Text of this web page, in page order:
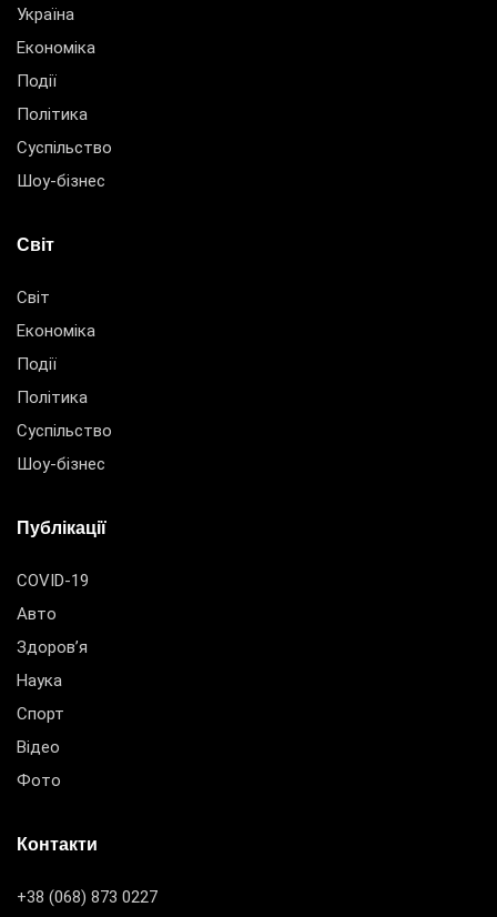
Україна
Економіка
Події
Політика
Суспільство
Шоу-бізнес
Світ
Світ
Економіка
Події
Політика
Суспільство
Шоу-бізнес
Публікації
COVID-19
Авто
Здоров’я
Наука
Спорт
Відео
Фото
Контакти
+38 (068) 873 0227